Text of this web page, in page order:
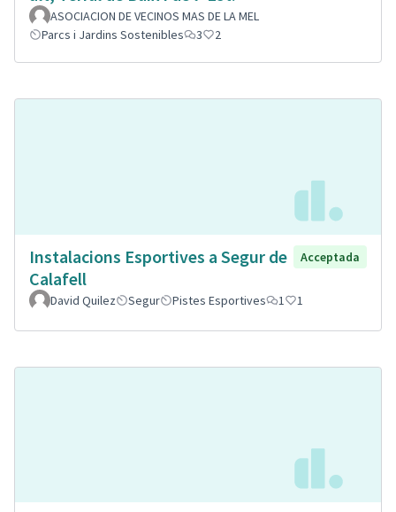
ASOCIACION DE VECINOS MAS DE LA MEL
Parcs i Jardins Sostenibles
3 2
Instalacions Esportives a Segur de
Calafell
Acceptada
David Quilez Segur Pistes Esportives 1 1